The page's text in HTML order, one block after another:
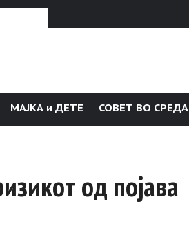
МАЈКА и ДЕТЕ СОВЕТ ВО СРЕДА
од појава